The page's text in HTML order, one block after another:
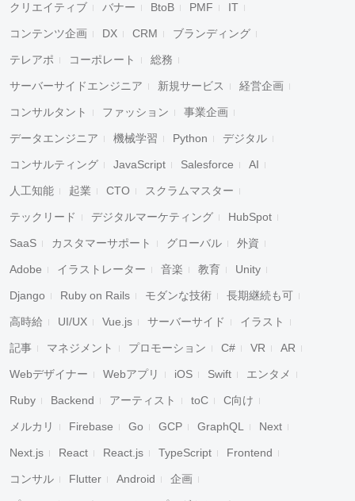
クリエイティブ バナー BtoB PMF IT
コンテンツ企画 DX CRM ブランディング
テレアポ コーポレート 総務
サーバーサイドエンジニア 新規サービス 経営企画
コンサルタント ファッション 事業企画
データエンジニア 機械学習 Python デジタル
コンサルティング JavaScript Salesforce AI
人工知能 起業 CTO スクラムマスター
テックリード デジタルマーケティング HubSpot
SaaS カスタマーサポート グローバル 外資
Adobe イラストレーター 音楽 教育 Unity
Django Ruby on Rails モダンな技術 長期継続も可
高時給 UI/UX Vue.js サーバーサイド イラスト
記事 マネジメント プロモーション C# VR AR
Webデザイナー Webアプリ iOS Swift エンタメ
Ruby Backend アーティスト toC C向け
メルカリ Firebase Go GCP GraphQL Next
Next.js React React.js TypeScript Frontend
コンサル Flutter Android 企画